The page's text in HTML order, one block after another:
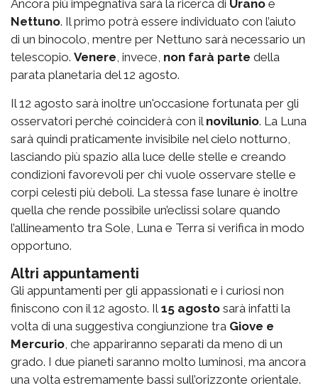
Ancora più impegnativa sarà la ricerca di Urano e
Nettuno. Il primo potrà essere individuato con l’aiuto
di un binocolo, mentre per Nettuno sarà necessario un
telescopio. Venere, invece, non farà parte della
parata planetaria del 12 agosto.
Il 12 agosto sarà inoltre un'occasione fortunata per gli
osservatori perché coinciderà con il novilunio. La Luna
sarà quindi praticamente invisibile nel cielo notturno,
lasciando più spazio alla luce delle stelle e creando
condizioni favorevoli per chi vuole osservare stelle e
corpi celesti più deboli. La stessa fase lunare è inoltre
quella che rende possibile un’eclissi solare quando
l’allineamento tra Sole, Luna e Terra si verifica in modo
opportuno.
Altri appuntamenti
Gli appuntamenti per gli appassionati e i curiosi non
finiscono con il 12 agosto. Il 15 agosto sarà infatti la
volta di una suggestiva congiunzione tra Giove e
Mercurio, che appariranno separati da meno di un
grado. I due pianeti saranno molto luminosi, ma ancora
una volta estremamente bassi sull’orizzonte orientale.